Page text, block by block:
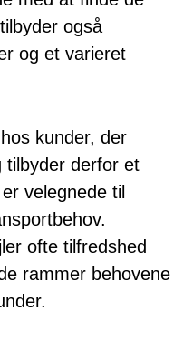
også
og et varieret
kunder, der
tilbyder derfor et
velegnede til
ofte tilfredshed
rammer behovene